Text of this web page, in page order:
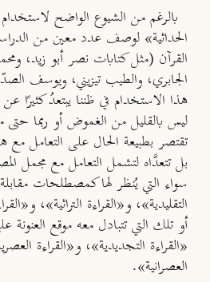
بالرغم من الشيوع الواضح
الحداثية» لوصف عدد معين من
القرآن (مثل كتابات نصر أبو زيد،
الجابري، والطيب تيزيني، ويوسف
هذا الاستخدام في ظننا يبتعدُ كثيرًا
ليس بالقليل من الغموض أو ربما حتى
تقتصر بطبيعة الحال على التعامل
بل تتعدَّاه لتشمل التعامل مع مجمل
سواء التي يُنظر لها كمصطلحات
التقليدية»، و«القراءة التراثية»،
أو تلك التي تتبادل معه موقع
«القراءة التجديدية»، و«القراءة
العصرانية».